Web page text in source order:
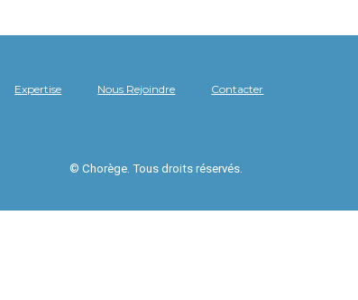
Expertise Nous Rejoindre Contacter
© Chorège. Tous droits réservés.